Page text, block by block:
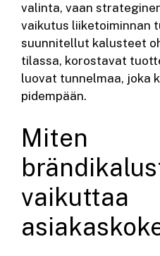
valinta, vaan
vaikutus liiketoiminnan
suunnitellut kalusteet
tilassa, korostavat
luovat tunnelmaa, joka
pidempään.
Miten
vaikuttaa